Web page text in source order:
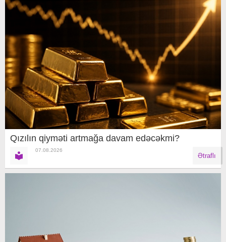
Qızılın qiyməti artmağa davam edəcəkmi?
07.08.2026
Ətraflı